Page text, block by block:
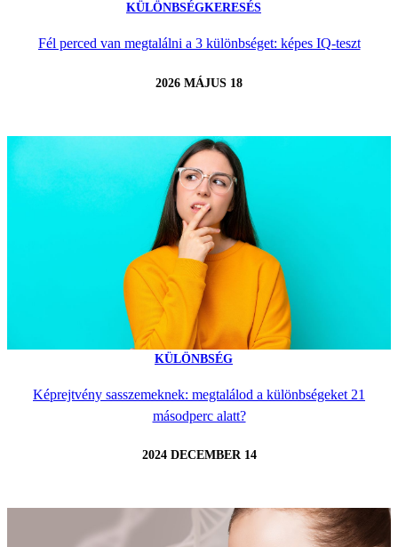
KÜLÖNBSÉGKERESÉS
Fél perced van megtalálni a 3 különbséget: képes IQ-teszt
2026 MÁJUS 18
KÜLÖNBSÉG
Képrejtvény sasszemeknek: megtalálod a különbségeket 21
másodperc alatt?
2024 DECEMBER 14